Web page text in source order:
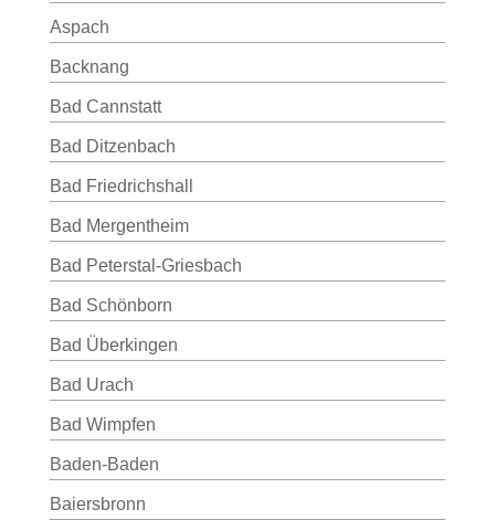
Aspach
Backnang
Bad Cannstatt
Bad Ditzenbach
Bad Friedrichshall
Bad Mergentheim
Bad Peterstal-Griesbach
Bad Schönborn
Bad Überkingen
Bad Urach
Bad Wimpfen
Baden-Baden
Baiersbronn